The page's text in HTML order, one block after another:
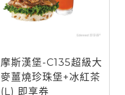
摩斯漢堡-C135超級大
麥薑燒珍珠堡+冰紅茶
(L) 即享券